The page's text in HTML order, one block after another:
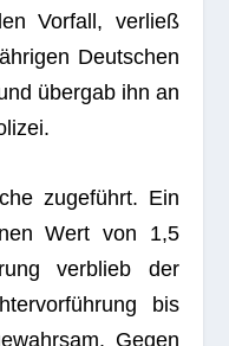
Vor­fall, ver­ließ
Deut­schen
über­gab ihn an
zuge­führt. Ein
Wert von 1,5
ver­blieb der
bis
Gegen